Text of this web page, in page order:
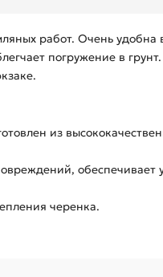
работ. Очень
погружение в
из
обеспечивает
черенка.